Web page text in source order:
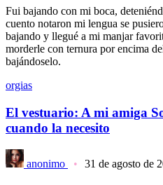
Fui bajando con mi boca,
cuento notaron mi lengua se
bajando y llegué a mi manjar
morderle con ternura por encima
bajándoselo.
orgias
El vestuario: A mi amiga
cuando la necesito
anonimo 31 de agosto de